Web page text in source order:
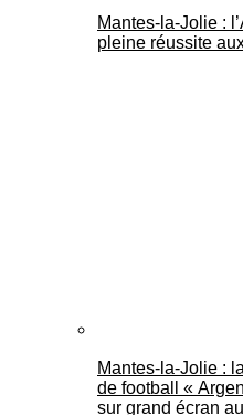
Mantes-la-Jolie :
pleine réussite
Mantes-la-Jolie :
de football «
sur grand écran